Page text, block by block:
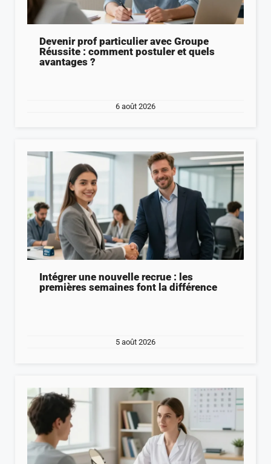
Devenir prof particulier avec Groupe
Réussite : comment postuler et quels
avantages ?
6 août 2026
Intégrer une nouvelle recrue : les
premières semaines font la différence
5 août 2026